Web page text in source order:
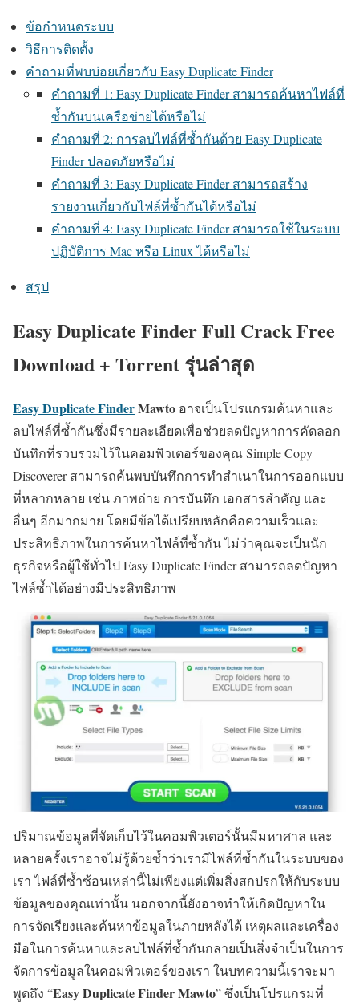
ข้อกำหนดระบบ
วิธีการติดตั้ง
คำถามที่พบบ่อยเกี่ยวกับ Easy Duplicate Finder
คำถามที่ 1: Easy Duplicate Finder สามารถค้นหาไฟล์ที่
ซ้ำกันบนเครือข่ายได้หรือไม่
คำถามที่ 2: การลบไฟล์ที่ซ้ำกันด้วย Easy Duplicate
Finder ปลอดภัยหรือไม่
คำถามที่ 3: Easy Duplicate Finder สามารถสร้าง
รายงานเกี่ยวกับไฟล์ที่ซ้ำกันได้หรือไม่
คำถามที่ 4: Easy Duplicate Finder สามารถใช้ในระบบ
ปฏิบัติการ Mac หรือ Linux ได้หรือไม่
สรุป
EasyDuplicate Finder Full Crack Free
Download + Torrent รุ่นล่าสุด
Easy Duplicate FinderMawto อาจเป็นโปรแกรมค้นหาและ
ลบไฟล์ที่ซ้ำกันซึ่งมีรายละเอียดเพื่อช่วยลดปัญหาการคัดลอก
บันทึกที่รวบรวมไว้ในคอมพิวเตอร์ของคุณ Simple Copy
Discoverer สามารถค้นพบบันทึกการทำสำเนาในการออกแบบ
ที่หลากหลาย เช่น ภาพถ่าย การบันทึก เอกสารสำคัญ และ
อื่นๆ อีกมากมาย โดยมีข้อได้เปรียบหลักคือความเร็วและ
ประสิทธิภาพในการค้นหาไฟล์ที่ซ้ำกัน ไม่ว่าคุณจะเป็นนัก
ธุรกิจหรือผู้ใช้ทั่วไป Easy Duplicate Finder สามารถลดปัญหา
ไฟล์ซ้ำได้อย่างมีประสิทธิภาพ
ปริมาณข้อมูลที่จัดเก็บไว้ในคอมพิวเตอร์นั้นมีมหาศาล และ
หลายครั้งเราอาจไม่รู้ด้วยซ้ำว่าเรามีไฟล์ที่ซ้ำกันในระบบของ
เรา ไฟล์ที่ซ้ำซ้อนเหล่านี้ไม่เพียงแต่เพิ่มสิ่งสกปรกให้กับระบบ
ข้อมูลของคุณเท่านั้น นอกจากนี้ยังอาจทำให้เกิดปัญหาใน
การจัดเรียงและค้นหาข้อมูลในภายหลังได้ เหตุผลและเครื่อง
มือในการค้นหาและลบไฟล์ที่ซ้ำกันกลายเป็นสิ่งจำเป็นในการ
จัดการข้อมูลในคอมพิวเตอร์ของเรา ในบทความนี้เราจะมา
พูดถึง “Easy Duplicate Finder Mawto” ซึ่งเป็นโปรแกรมที่